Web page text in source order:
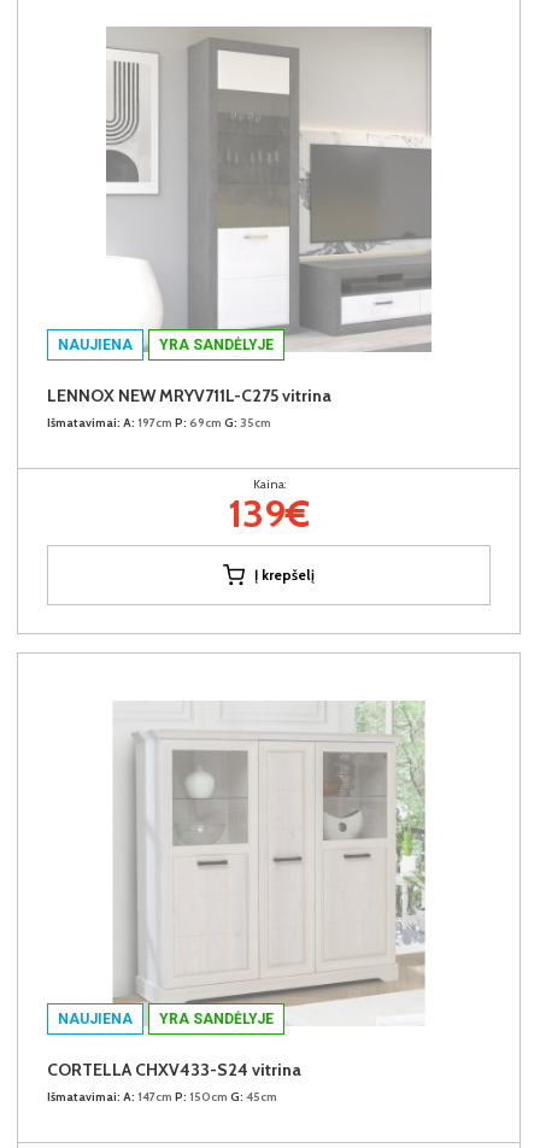
NAUJIENA YRA SANDĖLYJE
LENNOX NEW MRYV711L-C275 vitrina
Išmatavimai: A: 197cm P: 69cm G: 35cm
Kaina:
139€
Į krepšelį
NAUJIENA YRA SANDĖLYJE
CORTELLA CHXV433-S24 vitrina
Išmatavimai: A: 147cm P: 150cm G: 45cm